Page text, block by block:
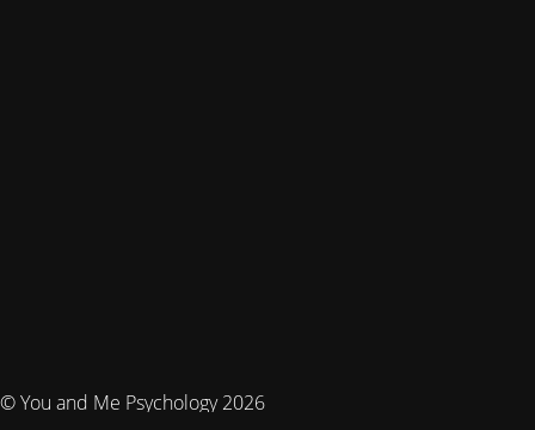
© You and Me Psychology 2026